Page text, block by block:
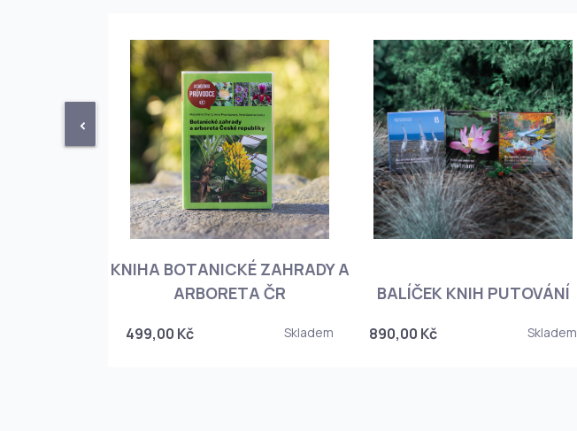
<
KNIHA BOTANICKÉ ZAHRADY A
ARBORETA ČR
499,00 Kč Skladem
BALÍČEK KNIH PUTOVÁNÍ
890,00 Kč Skladem